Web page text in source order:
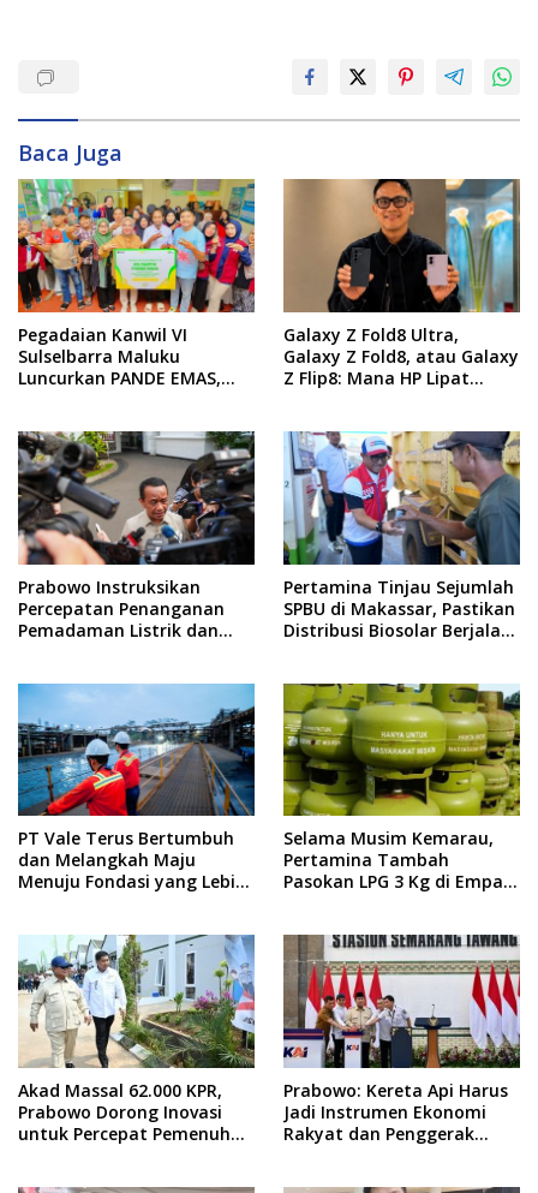
Baca Juga
Pegadaian Kanwil VI
Sulselbarra Maluku
Luncurkan PANDE EMAS,
Galaxy Z Fold8 Ultra,
Galaxy Z Fold8, atau Galaxy
Z Flip8: Mana HP Lipat
Prabowo Instruksikan
Percepatan Penanganan
Pemadaman Listrik dan
Pertamina Tinjau Sejumlah
SPBU di Makassar, Pastikan
Distribusi Biosolar Berjalan
PT Vale Terus Bertumbuh
dan Melangkah Maju
Menuju Fondasi yang Lebih
Selama Musim Kemarau,
Pertamina Tambah
Pasokan LPG 3 Kg di Empat
Akad Massal 62.000 KPR,
Prabowo Dorong Inovasi
untuk Percepat Pemenuhan
Prabowo: Kereta Api Harus
Jadi Instrumen Ekonomi
Rakyat dan Penggerak